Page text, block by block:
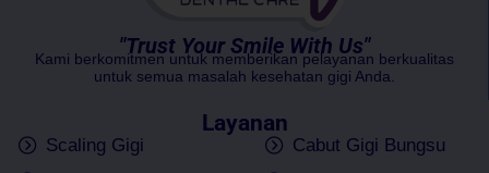
"Trust Your Smile With Us"
Kami berkomitmen untuk memberikan pelayanan berkualitas
untuk semua masalah kesehatan gigi Anda.
Layanan
Scaling Gigi
Cabut Gigi Bungsu